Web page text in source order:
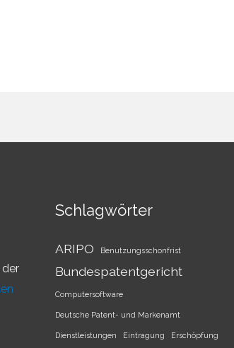
Schlagwörter
ARIPO Benutzungsschonfrist
Bundespatentgericht
Computersoftware
Deutsche Patent- und Markenamt
Dienstleistungen Eintragung Erschöpfung